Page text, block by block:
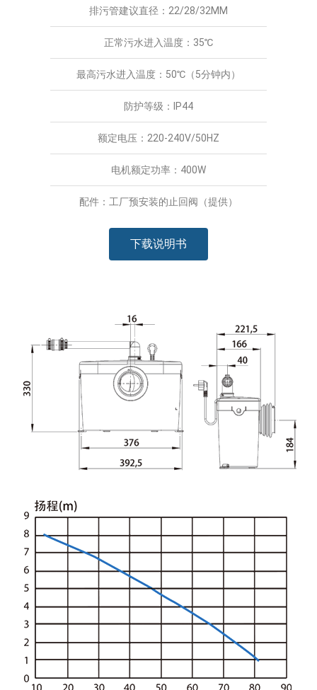
排污管建议直径：22/28/32MM
正常污水进入温度：35℃
最高污水进入温度：50℃（5分钟内）
防护等级：IP44
额定电压：220-240V/50HZ
电机额定功率：400W
配件：工厂预安装的止回阀（提供）
下载说明书